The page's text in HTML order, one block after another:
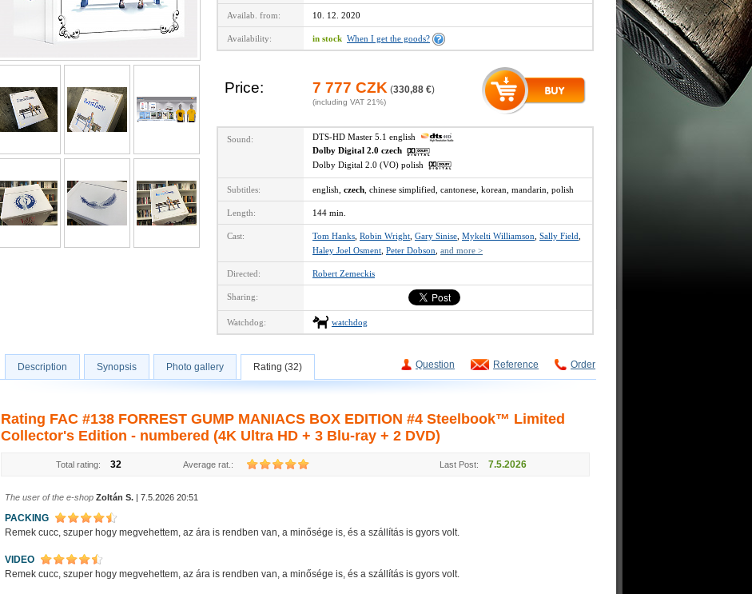
Availab. from: 10. 12. 2020
Availability: in stock When I get the goods?
Price: 7 777 CZK (330,88 €)
(including VAT 21%)
Sound:
DTS-HD Master 5.1 english
Dolby Digital 2.0 czech
Dolby Digital 2.0 (VO) polish
Subtitles: english, czech , chinese simplified, cantonese, korean, mandarin, polish
Length: 144 min.
Cast: Tom Hanks Robin Wright Gary Sinise Mykelti Williamson Sally Field
Haley Joel Osment Peter Dobson and more >
Directed: Robert Zemeckis
Sharing:
Watchdog: watchdog
Question Reference Order
Description Synopsis Photo gallery Rating (32)
Rating FAC #138 FORREST GUMP MANIACS BOX EDITION #4 Steelbook™ Limited
Collector's Edition - numbered (4K Ultra HD + 3 Blu-ray + 2 DVD)
Total rating: 32 Average rat.: Last Post: 7.5.2026
The user of the e-shop Zoltán S. | 7.5.2026 20:51
PACKING
Remek cucc, szuper hogy megvehettem, az ára is rendben van, a minősége is, és a szállítás is gyors volt.
VIDEO
Remek cucc, szuper hogy megvehettem, az ára is rendben van, a minősége is, és a szállítás is gyors volt.